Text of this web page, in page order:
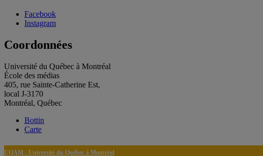
Facebook
Instagram
Coordonnées
Université du Québec à Montréal
École des médias
405, rue Sainte-Catherine Est,
local J-3170
Montréal, Québec
Bottin
Carte
UQAM - Université du Québec à Montréal